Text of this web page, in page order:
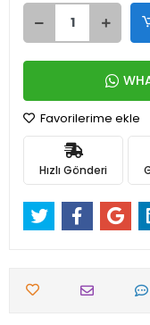
Favorilerime ekle
Hızlı Gönderi